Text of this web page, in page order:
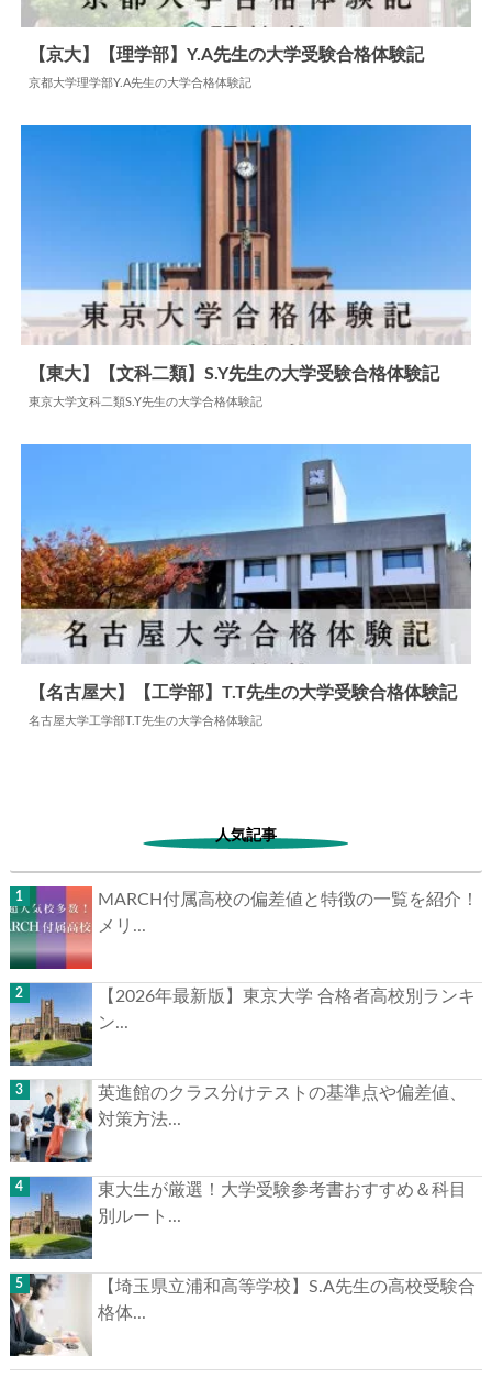
【京大】【理学部】Y.A先生の大学受験合格体験記
京都大学理学部Y.A先生の大学合格体験記
【東大】【文科二類】S.Y先生の大学受験合格体験記
東京大学文科二類S.Y先生の大学合格体験記
【名古屋大】【工学部】T.T先生の大学受験合格体験記
名古屋大学工学部T.T先生の大学合格体験記
人気記事
MARCH付属高校の偏差値と特徴の一覧を紹介！
メリ...
【2026年最新版】東京大学 合格者高校別ランキ
ン...
英進館のクラス分けテストの基準点や偏差値、
対策方法...
東大生が厳選！大学受験参考書おすすめ＆科目
別ルート...
【埼玉県立浦和高等学校】S.A先生の高校受験合
格体...